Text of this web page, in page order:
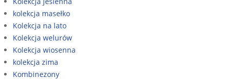
kolekcja masełko
Kolekcja na lato
Kolekcja welurów
Kolekcja wiosenna
kolekcja zima
Kombinezony